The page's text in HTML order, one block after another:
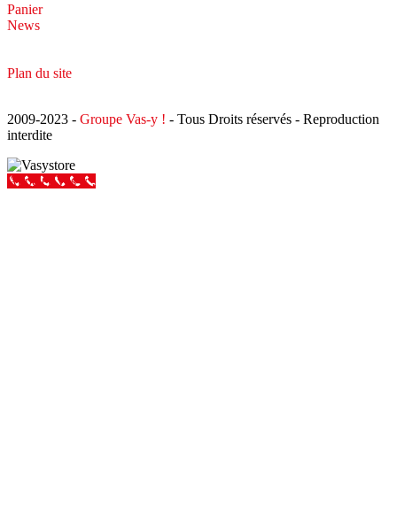
Panier
News
Plan du site
2009-2023 - Groupe Vas-y ! - Tous Droits réservés - Reproduction
interdite
Appeler Vas-y !